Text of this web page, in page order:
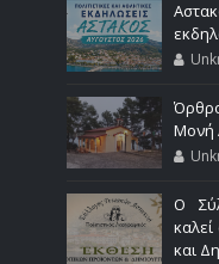
Μονή
Ο
και